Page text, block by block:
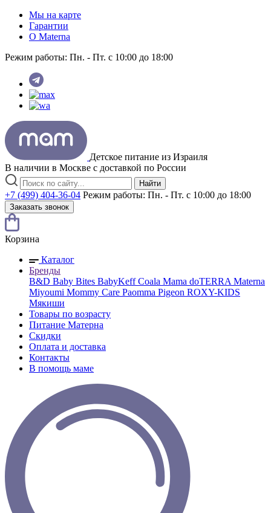
Мы на карте
Гарантии
O Materna
Режим работы: Пн. - Пт. с 10:00 до 18:00
Детское питание из Израиля
В наличии в Москве с доставкой по России
Найти
+7 (499) 404-36-04 Режим работы: Пн. - Пт. с 10:00 до 18:00
Заказать звонок
Корзина
Каталог
Бренды
B&D Baby Bites BabyKeffCoala Mama doTERRA Materna
Miyoumi Mommy Care Paomma Pigeon ROXY-KIDS
Мякиши
Товары по возрасту
Питание Матерна
Скидки
Оплата и доставка
Контакты
В помощь маме